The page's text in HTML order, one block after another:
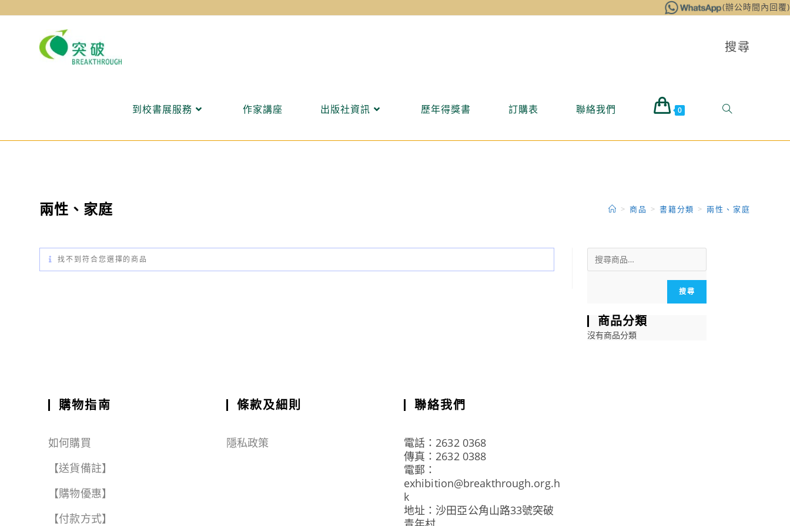
to
(辦公時間內回覆)
搜尋
到校書展服務 作家講座 出版社資訊 歷年得獎書 訂購表 聯絡我們 0
兩性、家庭 > 商品 > 書籍分類 > 兩性、家庭
搜尋
商品分類
沒有商品分類
找不到符合您選擇的商品
購物指南
如何購買
【送貨備註】
【購物優惠】
【付款方式】
條款及細則
隱私政策
聯絡我們
電話：2632 0368
傳真：2632 0388
電郵：
exhibition@breakthrough.org.h
k
地址：沙田亞公角山路33號突破